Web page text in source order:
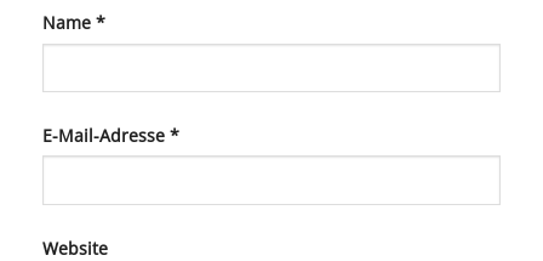
Name *
E-Mail-Adresse *
Website